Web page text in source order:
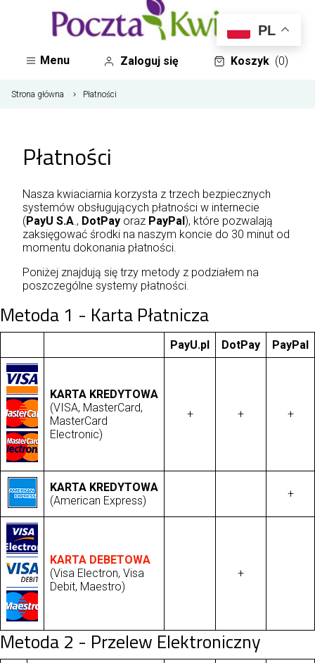
Menu Zaloguj się Koszyk (0)
Strona główna Płatności
Płatności
Nasza kwiaciarnia korzysta z trzech bezpiecznych
systemów obsługujących płatności w internecie
(PayU S.A., DotPay oraz PayPal), które pozwalają
zaksięgować środki na naszym koncie do 30 minut od
momentu dokonania płatności.
Poniżej znajdują się trzy metody z podziałem na
poszczególne systemy płatności.
Metoda 1 - Karta Płatnicza
PayU.pl DotPay PayPal
KARTA KREDYTOWA
(VISA, MasterCard,
MasterCard
Electronic)
+ + +
KARTA KREDYTOWA
(American Express)
+
KARTA DEBETOWA
(Visa Electron, Visa
Debit, Maestro)
+
Metoda 2 - Przelew Elektroniczny
PL